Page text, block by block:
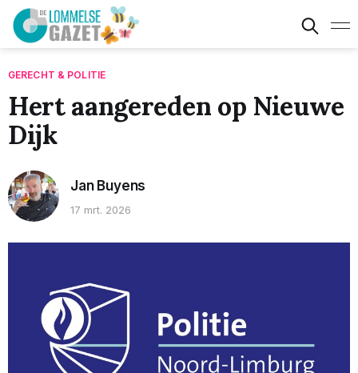
GERECHT & POLITIE
Hert aangereden op Nieuwe
Dijk
Jan Buyens
17 mrt. 2026